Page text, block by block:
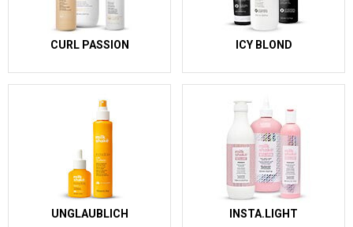
CURL PASSION ICY BLOND
UNGLAUBLICH INSTA.LIGHT